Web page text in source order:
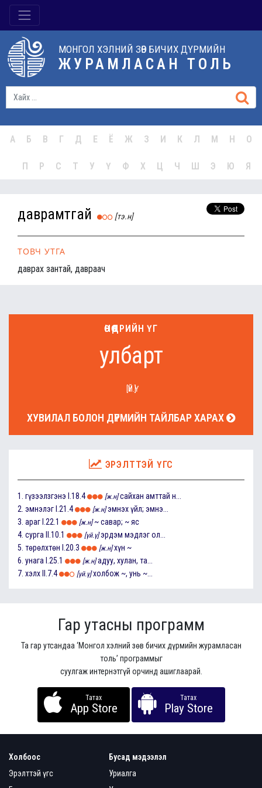
МОНГОЛ ХЭЛНИЙ ЗӨВ БИЧИХ ДҮРМИЙН
ЖУРАМЛАСАН ТОЛЬ
А Б В Г Д Е Ё Ж З И К Л М Н О
П Р С Т У Ү Ф Х Ц Ч Ш Э Ю Я
даврамтгай [тэ.н]
ТОВЧ УТГА
даврах зантай, давраач
ӨНӨӨДРИЙН ҮГ
улбарт
[ҮЙ.Ү]
ХУВИЛАЛ БОЛОН ДҮРМИЙН ТАЙЛБАР ХАРАХ
ЭРЭЛТТЭЙ ҮГС
1. гүзээлзгэнэ I.18.4 [ж.н] сайхан амттай н...
2. эмнэлэг I.21.4 [ж.н] эмнэх үйл; эмнэ...
3. араг I.22.1 [ж.н] ~ савар; ~ яс
4. сурга II.10.1 [үй.ү] эрдэм мэдлэг ол...
5. төрөлхтөн I.20.3 [ж.н] хүн ~
6. унага I.25.1 [ж.н] адуу, хулан, та...
7. хэлх II.7.4 [үй.ү] холбож ~, унь ~...
Гар утасны программ
Та гар утсандаа ‘Монгол хэлний зөв бичих дүрмийн журамласан
толь’ программыг
суулгаж интернэтгүй орчинд ашиглаарай.
Татах
App Store
Татах
Play Store
Холбоос
Эрэлттэй үгс
Бусад мэдээлэл
Уриалга